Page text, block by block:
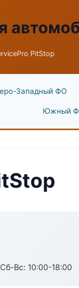
PitStop
Западный ФО
Южный
Вс: 10:00-18:00